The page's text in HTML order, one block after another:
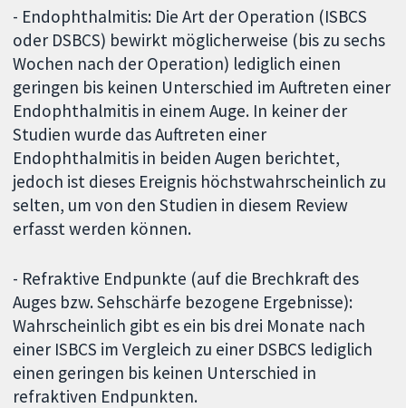
- Endophthalmitis: Die Art der Operation (ISBCS
oder DSBCS) bewirkt möglicherweise (bis zu sechs
Wochen nach der Operation) lediglich einen
geringen bis keinen Unterschied im Auftreten einer
Endophthalmitis in einem Auge. In keiner der
Studien wurde das Auftreten einer
Endophthalmitis in beiden Augen berichtet,
jedoch ist dieses Ereignis höchstwahrscheinlich zu
selten, um von den Studien in diesem Review
erfasst werden können.
- Refraktive Endpunkte (auf die Brechkraft des
Auges bzw. Sehschärfe bezogene Ergebnisse):
Wahrscheinlich gibt es ein bis drei Monate nach
einer ISBCS im Vergleich zu einer DSBCS lediglich
einen geringen bis keinen Unterschied in
refraktiven Endpunkten.